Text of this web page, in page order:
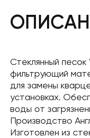
Стеклянный
фильтрующий
для замены
установках.
воды от
Производство
Изготовлен из